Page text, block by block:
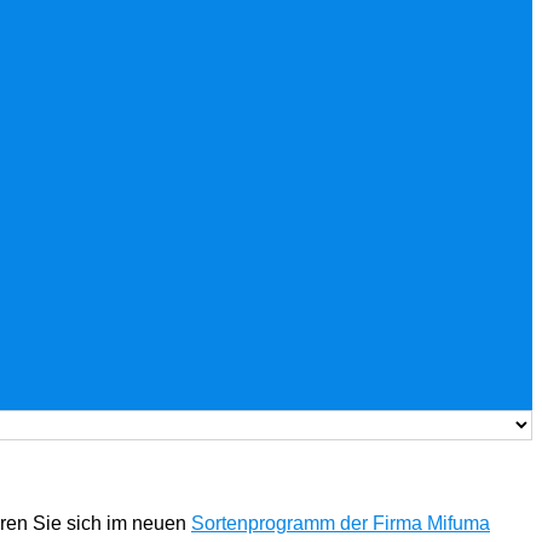
Sie sich im neuen Sortenprogramm der Firma Mifuma